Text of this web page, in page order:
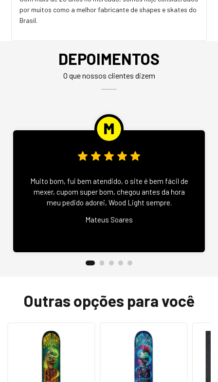
por muitos como a melhor fabricante de shapes e skates do
Brasil.
DEPOIMENTOS
O que nossos clientes dizem
Muito bom, fui bem atendido, o site é bem fácil de
mexer, cupom super bom, chegou antes da hora
meu pedido adorei, Wood Light sempre.
Mateus Soares
Outras opções para você